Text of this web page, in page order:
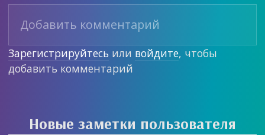
Зарегистрируйтесь или войдите, чтобы
добавить комментарий
Новые заметки пользователя